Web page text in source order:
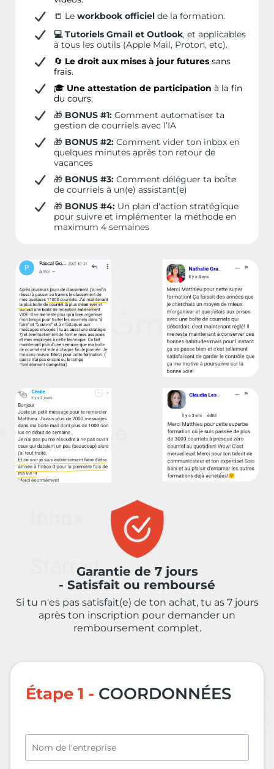
📒 Le workbook officiel de la formation.
💻 Tutoriels Gmail et Outlook, et applicables
à tous les outils (Apple Mail, Proton, etc).
🔄 Le droit aux mises à jour futures sans
frais.
🎓 Une attestation de participation à la fin
du cours.
🎁 BONUS #1: Comment automatiser ta
gestion de courriels avec l’IA
🎁 BONUS #2: Comment vider ton inbox en
quelques minutes après ton retour de
vacances
🎁 BONUS #3: Comment déléguer ta boîte
de courriels à un(e) assistant(e)
🎁 BONUS #4: Un plan d'action stratégique
pour suivre et implémenter la méthode en
maximum 4 semaines
Garantie de 7 jours
- Satisfait ou remboursé
Si tu n'es pas satisfait(e) de ton achat, tu as 7 jours
après ton inscription pour demander un
remboursement complet.
Étape 1 - COORDONNÉES